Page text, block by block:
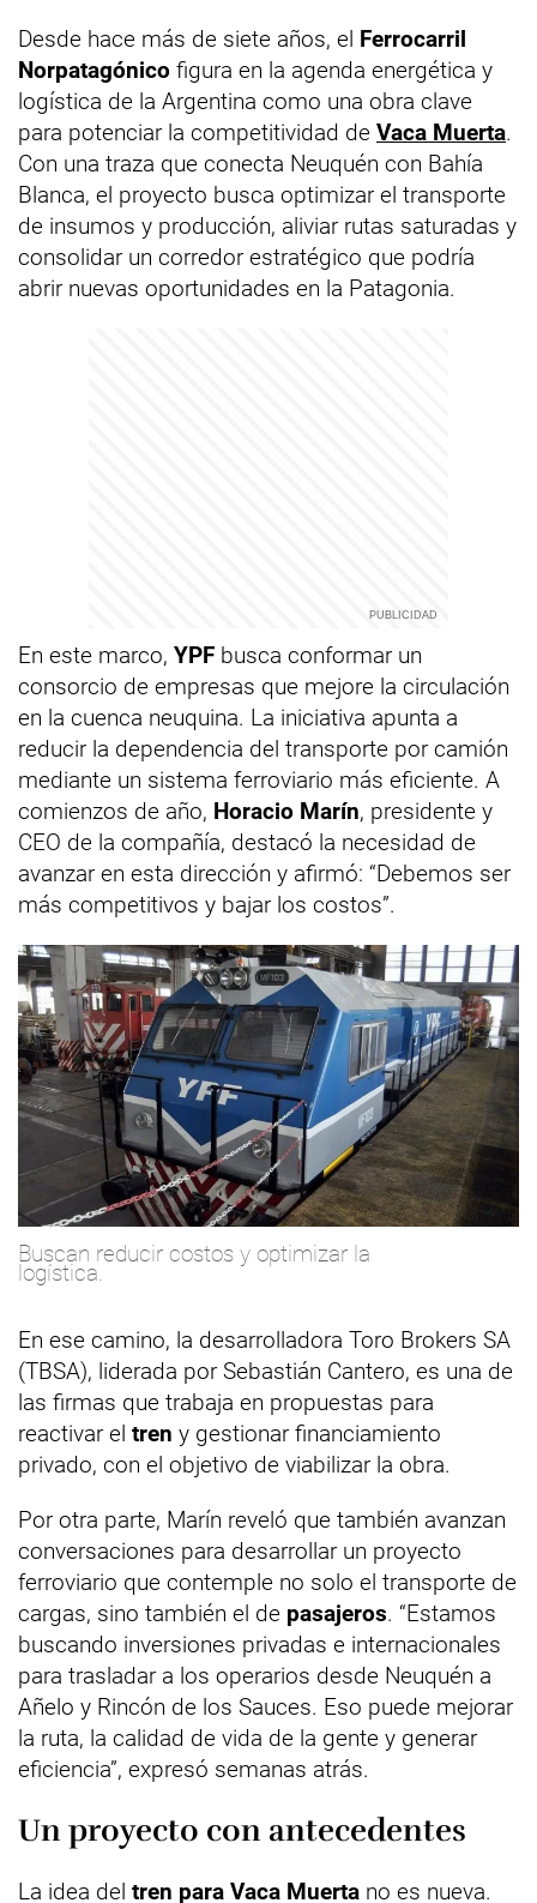
Desde hace más de siete años, el Ferrocarril
Norpatagónico figura en la agenda energética y
logística de la Argentina como una obra clave
para potenciar la competitividad de Vaca Muerta.
Con una traza que conecta Neuquén con Bahía
Blanca, el proyecto busca optimizar el transporte
de insumos y producción, aliviar rutas saturadas y
consolidar un corredor estratégico que podría
abrir nuevas oportunidades en la Patagonia.
En este marco, YPF busca conformar un
consorcio de empresas que mejore la circulación
en la cuenca neuquina. La iniciativa apunta a
reducir la dependencia del transporte por camión
mediante un sistema ferroviario más eficiente. A
comienzos de año, Horacio Marín, presidente y
CEO de la compañía, destacó la necesidad de
avanzar en esta dirección y afirmó: “Debemos ser
más competitivos y bajar los costos”.
Buscan reducir costos y optimizar la
logística.
En ese camino, la desarrolladora Toro Brokers SA
(TBSA), liderada por Sebastián Cantero, es una de
las firmas que trabaja en propuestas para
reactivar el tren y gestionar financiamiento
privado, con el objetivo de viabilizar la obra.
Por otra parte, Marín reveló que también avanzan
conversaciones para desarrollar un proyecto
ferroviario que contemple no solo el transporte de
cargas, sino también el de pasajeros. “Estamos
buscando inversiones privadas e internacionales
para trasladar a los operarios desde Neuquén a
Añelo y Rincón de los Sauces. Eso puede mejorar
la ruta, la calidad de vida de la gente y generar
eficiencia”, expresó semanas atrás.
Un proyecto con antecedentes
La idea del tren para Vaca Muerta no es nueva.